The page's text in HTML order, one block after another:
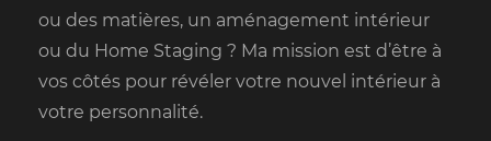
ou des matières, un aménagement intérieur
ou du Home Staging ? Ma mission est d’être à
vos côtés pour révéler votre nouvel intérieur à
votre personnalité.